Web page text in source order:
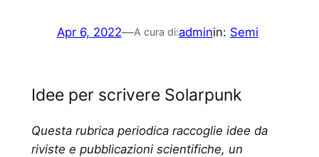
Apr 6, 2022—A cura di:adminin: Semi
Idee per scrivere Solarpunk
Questa rubrica periodica raccoglie idee da
riviste e pubblicazioni scientifiche, un